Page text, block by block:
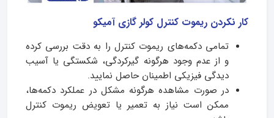
کار نکردن ریموت کنترل کولر گازی آمیکو
تمامی دکمه‌های ریموت کنترل را به دقت بررسی کرده
و از عدم وجود هرگونه گیرکردگی، شکستگی یا آسیب
دیدگی فیزیکی اطمینان حاصل نمایید.
در صورت مشاهده هرگونه مشکل در عملکرد دکمه‌ها،
ممکن است نیاز به تعمیر یا تعویض ریموت کنترل